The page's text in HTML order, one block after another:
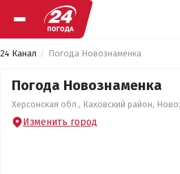
24 Канал Погода Новознаменка
Погода Новознаменка
Херсонская обл., Каховский район,
Изменить город